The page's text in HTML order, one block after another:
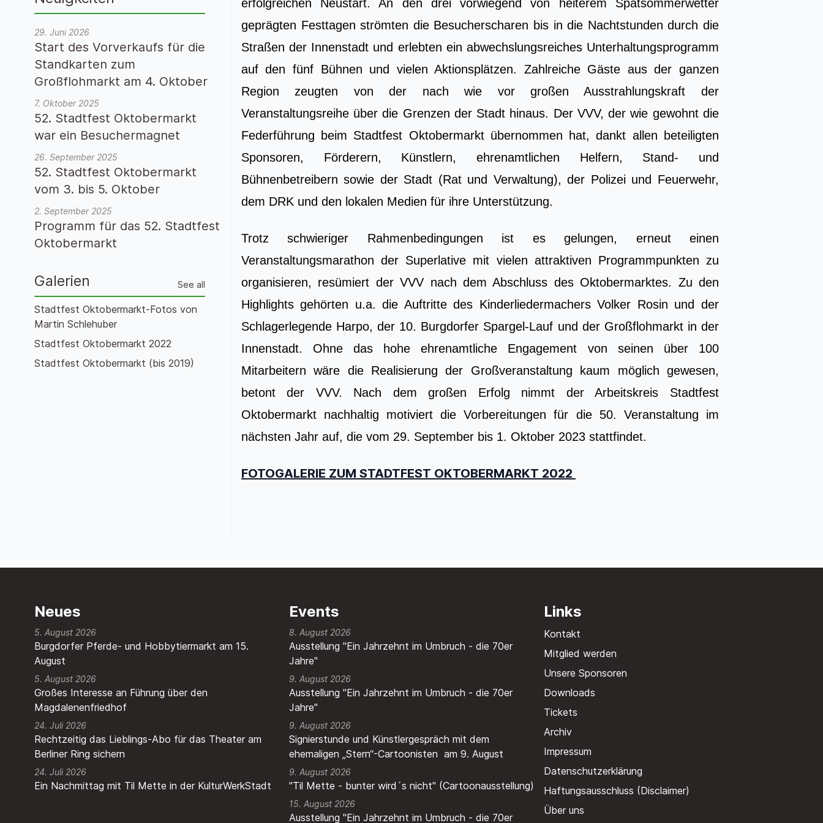
erfolgreichen Neustart. An den drei vorwiegend von heiterem Spätsommerwetter
geprägten Festtagen strömten die Besucherscharen bis in die Nachtstunden durch die
Straßen der Innenstadt und erlebten ein abwechslungsreiches Unterhaltungsprogramm
auf den fünf Bühnen und vielen Aktionsplätzen. Zahlreiche Gäste aus der ganzen
Region zeugten von der nach wie vor großen Ausstrahlungskraft der
Veranstaltungsreihe über die Grenzen der Stadt hinaus. Der VVV, der wie gewohnt die
Federführung beim Stadtfest Oktobermarkt übernommen hat, dankt allen beteiligten
Sponsoren, Förderern, Künstlern, ehrenamtlichen Helfern, Stand- und
Bühnenbetreibern sowie der Stadt (Rat und Verwaltung), der Polizei und Feuerwehr,
dem DRK und den lokalen Medien für ihre Unterstützung.
Trotz schwieriger Rahmenbedingungen ist es gelungen, erneut einen
Veranstaltungsmarathon der Superlative mit vielen attraktiven Programmpunkten zu
organisieren, resümiert der VVV nach dem Abschluss des Oktobermarktes. Zu den
Highlights gehörten u.a. die Auftritte des Kinderliedermachers Volker Rosin und der
Schlagerlegende Harpo, der 10. Burgdorfer Spargel-Lauf und der Großflohmarkt in der
Innenstadt. Ohne das hohe ehrenamtliche Engagement von seinen über 100
Mitarbeitern wäre die Realisierung der Großveranstaltung kaum möglich gewesen,
betont der VVV. Nach dem großen Erfolg nimmt der Arbeitskreis Stadtfest
Oktobermarkt nachhaltig motiviert die Vorbereitungen für die 50. Veranstaltung im
nächsten Jahr auf, die vom 29. September bis 1. Oktober 2023 stattfindet.
FOTOGALERIE ZUM STADTFEST OKTOBERMARKT 2022
29. Juni 2026
Start des Vorverkaufs für die
Standkarten zum
Großflohmarkt am 4. Oktober
7. Oktober 2025
52. Stadtfest Oktobermarkt
war ein Besuchermagnet
26. September 2025
52. Stadtfest Oktobermarkt
vom 3. bis 5. Oktober
2. September 2025
Programm für das 52. Stadtfest
Oktobermarkt
Galerien See all
Stadtfest Oktobermarkt-Fotos von
Martin Schlehuber
Stadtfest Oktobermarkt 2022
Stadtfest Oktobermarkt (bis 2019)
Neues
Burgdorfer Pferde- und Hobbytiermarkt am 15.
August
5. August 2026
Großes Interesse an Führung über den
Magdalenenfriedhof
5. August 2026
Rechtzeitig das Lieblings-Abo für das Theater am
Berliner Ring sichern
24. Juli 2026
Ein Nachmittag mit Til Mette in der KulturWerkStadt
24. Juli 2026
Events
8. August 2026
Ausstellung "Ein Jahrzehnt im Umbruch - die 70er
Jahre"
9. August 2026
Ausstellung "Ein Jahrzehnt im Umbruch - die 70er
Jahre"
9. August 2026
Signierstunde und Künstlergespräch mit dem
ehemaligen „Stern“-Cartoonisten am 9. August
9. August 2026
"Til Mette - bunter wird´s nicht" (Cartoonausstellung)
15. August 2026
Ausstellung "Ein Jahrzehnt im Umbruch - die 70er
Links
Kontakt
Mitglied werden
Unsere Sponsoren
Downloads
Tickets
Archiv
Impressum
Datenschutzerklärung
Haftungsausschluss (Disclaimer)
Über uns